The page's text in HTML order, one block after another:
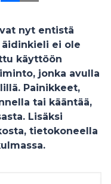
nyt entistä
ei ole
käyttöön
jonka avulla
Painikkeet,
tai kääntää,
Lisäksi
tietokoneella